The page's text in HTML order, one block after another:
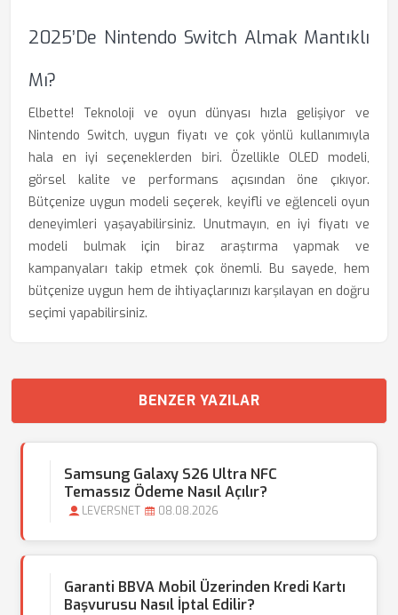
2025’de Nintendo Switch Almak Mantıklı
Mı?
Elbette! Teknoloji ve oyun dünyası hızla gelişiyor ve
Nintendo Switch, uygun fiyatı ve çok yönlü kullanımıyla
hala en iyi seçeneklerden biri. Özellikle OLED modeli,
görsel kalite ve performans açısından öne çıkıyor.
Bütçenize uygun modeli seçerek, keyifli ve eğlenceli oyun
deneyimleri yaşayabilirsiniz. Unutmayın, en iyi fiyatı ve
modeli bulmak için biraz araştırma yapmak ve
kampanyaları takip etmek çok önemli. Bu sayede, hem
bütçenize uygun hem de ihtiyaçlarınızı karşılayan en doğru
seçimi yapabilirsiniz.
BENZER YAZILAR
Samsung Galaxy S26 Ultra NFC
Temassız Ödeme Nasıl Açılır?
LEVERSNET 08.08.2026
Garanti BBVA Mobil Üzerinden Kredi Kartı
Başvurusu Nasıl İptal Edilir?